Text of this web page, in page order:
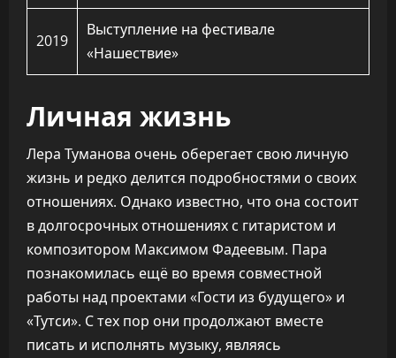
2019
Выступление на фестивале
«Нашествие»
Личная жизнь
Лера Туманова очень оберегает свою личную
жизнь и редко делится подробностями о своих
отношениях. Однако известно, что она состоит
в долгосрочных отношениях с гитаристом и
композитором Максимом Фадеевым. Пара
познакомилась ещё во время совместной
работы над проектами «Гости из будущего» и
«Тутси». С тех пор они продолжают вместе
писать и исполнять музыку, являясь